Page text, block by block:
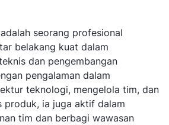
seorang profesional
belakang kuat dalam
dan pengembangan
pengalaman dalam
teknologi, mengelola tim, dan
produk, ia juga aktif dalam
tim dan berbagi wawasan